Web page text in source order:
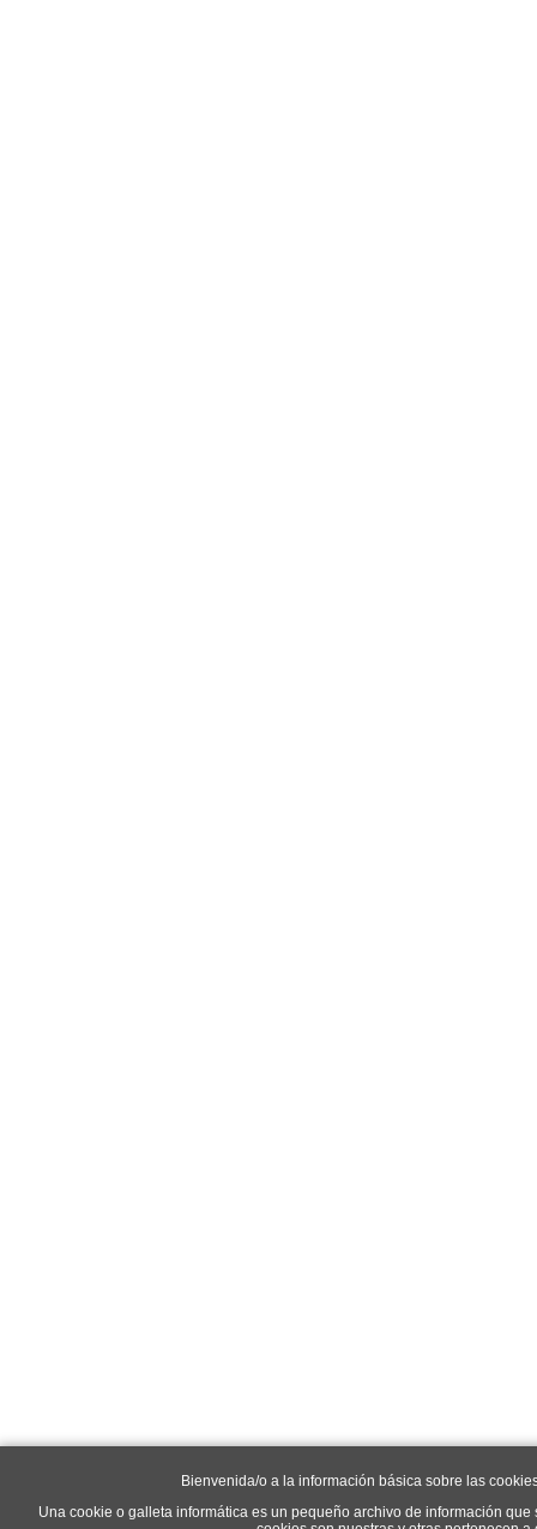
Bienvenida/o a la información básica sobre las
Una cookie o galleta informática es un pequeño archivo de información